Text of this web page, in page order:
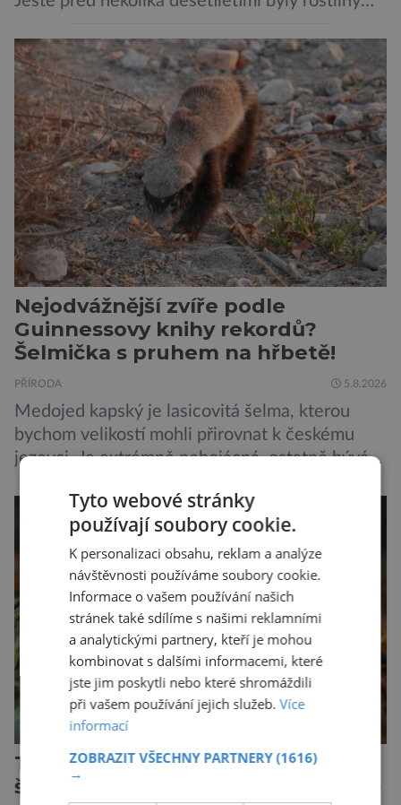
pouze reagují na změny prostředí. Moderní
výzkum však ukazuje, že skutečnost je mnohem
zajímavější. Rostliny totiž dokážou své okolí
vnímat prostřednictvím mechanických podnětů
a samy také vydávají zvuky […]
Nejodvážnější zvíře podle
Guinnessovy knihy rekordů?
Šelmička s pruhem na hřbetě!
PŘÍRODA 5.8.2026
Medojed kapský je lasicovitá šelma, kterou
bychom velikostí mohli přirovnat k českému
jezevci. Je extrémně nebojácná, ostatně bývá
této souvislosti je dokonce zapsána do
Guinnessovy knihy rekordů. Navzdory svému
názvu nežije pouze v jižní Africe, ale domovem
je mu valná část černého kontinentu a
vyskytuje se rovněž v oblastech […]
Tesáky či kleště pavouků nebo
štírů: Chelicery jsou staré přes 500
Tyto webové stránky
používají soubory cookie.
K personalizaci obsahu, reklam a analýze
návštěvnosti používáme soubory cookie.
Informace o vašem používání našich
stránek také sdílíme s našimi reklamními
a analytickými partnery, kteří je mohou
kombinovat s dalšími informacemi, které
jste jim poskytli nebo které shromáždili
při vašem používání jejich služeb.Více
informací
ZOBRAZIT VŠECHNY PARTNERY(1616)
→